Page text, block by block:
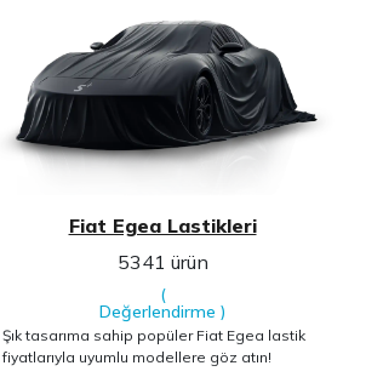
Fiat Egea Lastikleri
5341 ürün
(
Değerlendirme )
Şık tasarıma sahip popüler Fiat Egea lastik
fiyatlarıyla uyumlu modellere göz atın!